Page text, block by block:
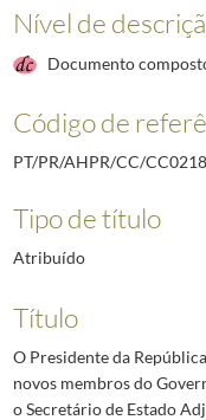
Nível de
Documento
Código de
PT/PR/AHPR/CC/
Tipo de título
Atribuído
Título
O Presidente da
novos membros do
o Secretário de Estado